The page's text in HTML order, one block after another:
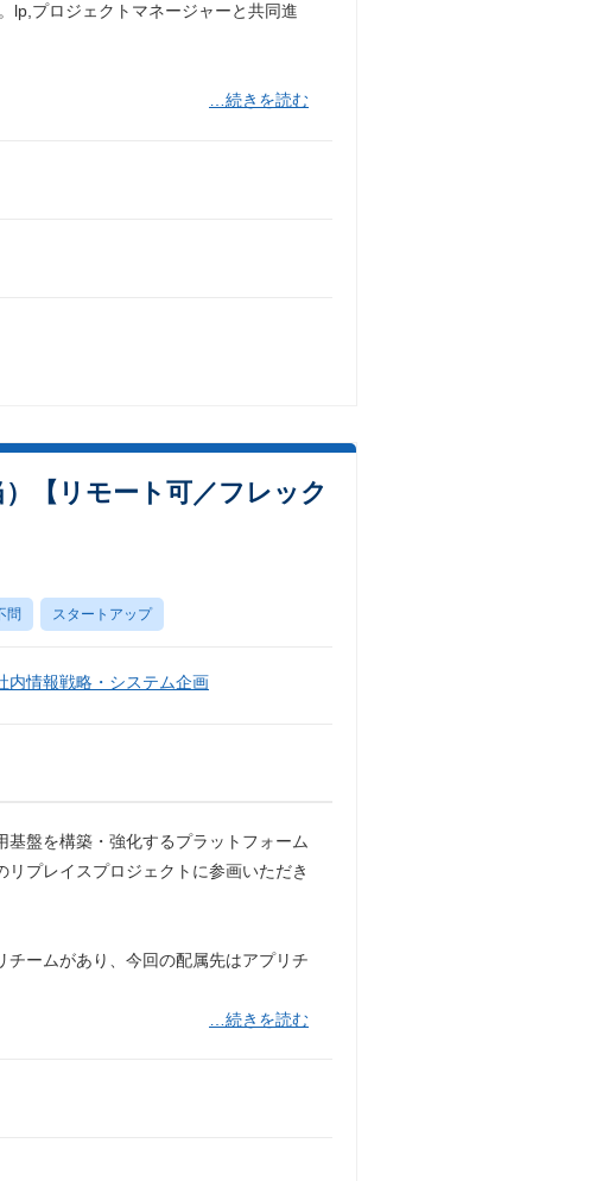
lp,プロジェクトマネージャーと共同進
…続きを読む
【リモート可／フレック
問 スタートアップ
内情報戦略・システム企画
盤を構築・強化するプラットフォーム
プレイスプロジェクトに参画いただき
ームがあり、今回の配属先はアプリチ
…続きを読む